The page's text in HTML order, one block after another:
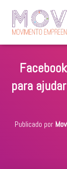
para
Publicado por